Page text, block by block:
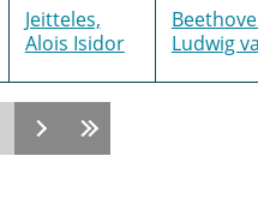
Jeitteles,
Alois Isidor
Ludwig